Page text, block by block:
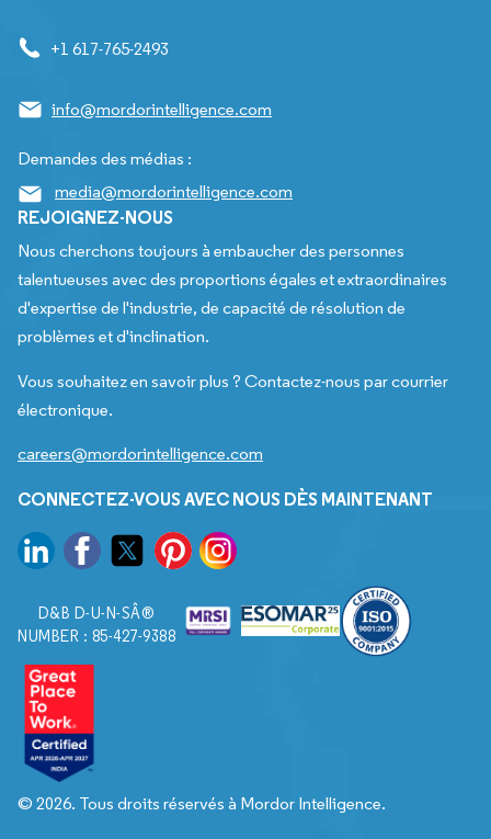
+1 617-765-2493
info@mordorintelligence.com
Demandes des médias :
media@mordorintelligence.com
REJOIGNEZ-NOUS
Nous cherchons toujours à embaucher des personnes
talentueuses avec des proportions égales et extraordinaires
d'expertise de l'industrie, de capacité de résolution de
problèmes et d'inclination.
Vous souhaitez en savoir plus ? Contactez-nous par courrier
électronique.
careers@mordorintelligence.com
CONNECTEZ-VOUS AVEC NOUS DÈS MAINTENANT
D&B D-U-N-SÂ®
NUMBER : 85-427-9388
© 2026. Tous droits réservés à Mordor Intelligence.